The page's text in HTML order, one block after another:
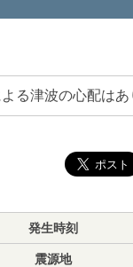
る津波の心配はあ
発生時刻
震源地